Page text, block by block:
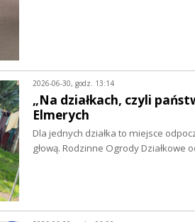
2026-06-30, godz. 13:14
„Na działkach, czyli
Elmerych
Dla jednych działka to miejsce
głową. Rodzinne Ogrody Działkowe